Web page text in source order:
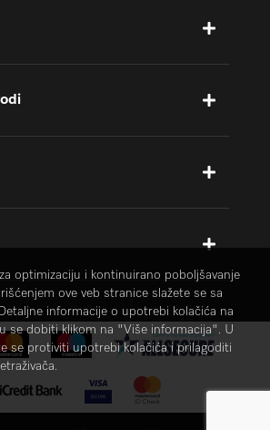
optimizaciju i kontinuirano poboljšavanje
ove veb stranice slažete se sa
informacije o upotrebi kolačića na
se dobiti klikom na "Više informacija". U
se protiviti upotrebi kolačića i prilagoditi